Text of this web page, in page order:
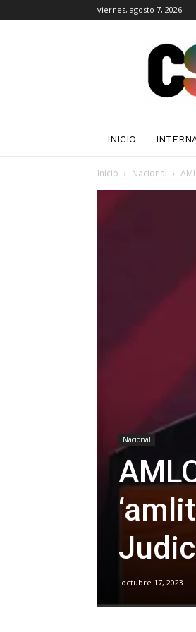
viernes, agosto 7, 2026
Noticias
INICIO
Inicio Nacional
Nacional
octubre 17, 2023